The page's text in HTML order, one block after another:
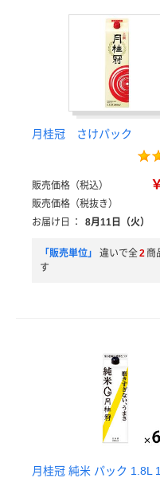
月桂冠 さけパック
販売価格（税込）
販売価格（税抜き）
お届け日
： 8月11日（火）
「販売単位」 違いで全2 商
す
月桂冠 純米 パック 1.8L